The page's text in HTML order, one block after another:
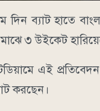
দিন ব্যাট হাতে
৩ উইকেট
এই
করছেন।